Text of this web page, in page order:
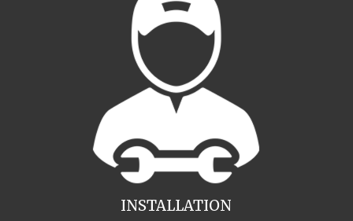
INSTALLATION